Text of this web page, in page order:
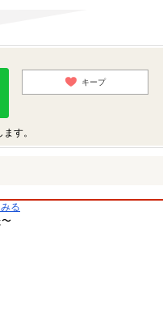
キープ
す。
る